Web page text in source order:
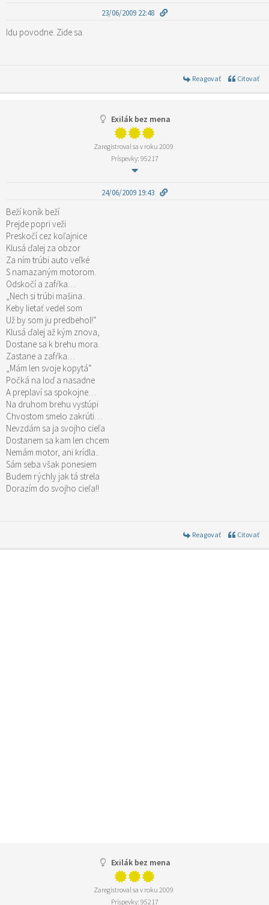
23/06/2009 22:48
Idu povodne. Zide sa.
Reagovať Citovať
Exilák bez mena
Zaregistroval sa v roku 2009
Príspevky: 95217
24/06/2009 19:43
Beží koník beží
Prejde popri veži
Preskočí cez koľajnice
Klusá ďalej za obzor
Za ním trúbi auto veľké
S namazaným motorom.
Odskočí a zafŕka…
„Nech si trúbi mašina..
Keby lietať vedel som
Už by som ju predbehol!“
Klusá ďalej až kým znova,
Dostane sa k brehu mora.
Zastane a zafŕka…
„Mám len svoje kopytá“
Počká na loď a nasadne
A preplaví sa spokojne…
Na druhom brehu vystúpi
Chvostom smelo zakrúti…
Nevzdám sa ja svojho cieľa
Dostanem sa kam len chcem
Nemám motor, ani krídla..
Sám seba však ponesiem
Budem rýchly jak tá strela
Dorazím do svojho cieľa!!
Reagovať Citovať
Exilák bez mena
Zaregistroval sa v roku 2009
Príspevky: 95217